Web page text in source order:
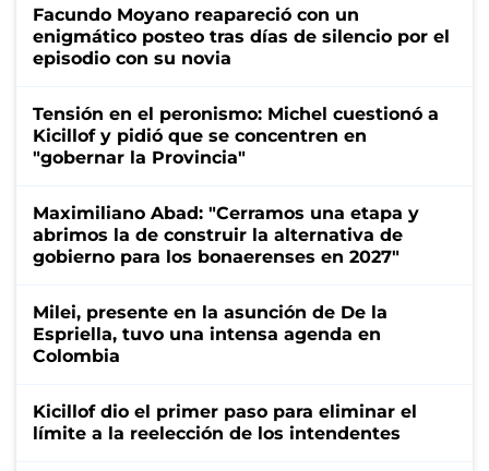
Facundo Moyano reapareció con un
enigmático posteo tras días de silencio por el
episodio con su novia
Tensión en el peronismo: Michel cuestionó a
Kicillof y pidió que se concentren en
"gobernar la Provincia"
Maximiliano Abad: "Cerramos una etapa y
abrimos la de construir la alternativa de
gobierno para los bonaerenses en 2027"
Milei, presente en la asunción de De la
Espriella, tuvo una intensa agenda en
Colombia
Kicillof dio el primer paso para eliminar el
límite a la reelección de los intendentes